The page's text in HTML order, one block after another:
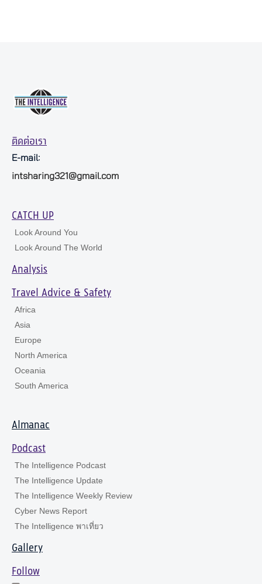
ติดต่อเรา
E-mail:
intsharing321@gmail.com
CATCH UP
Look Around You
Look Around The World
Analysis
Travel Advice & Safety
Africa
Asia
Europe
North America
Oceania
South America
Almanac
Podcast
The Intelligence Podcast
The Intelligence Update
The Intelligence Weekly Review
Cyber News Report
The Intelligence พาเที่ยว
Gallery
Follow